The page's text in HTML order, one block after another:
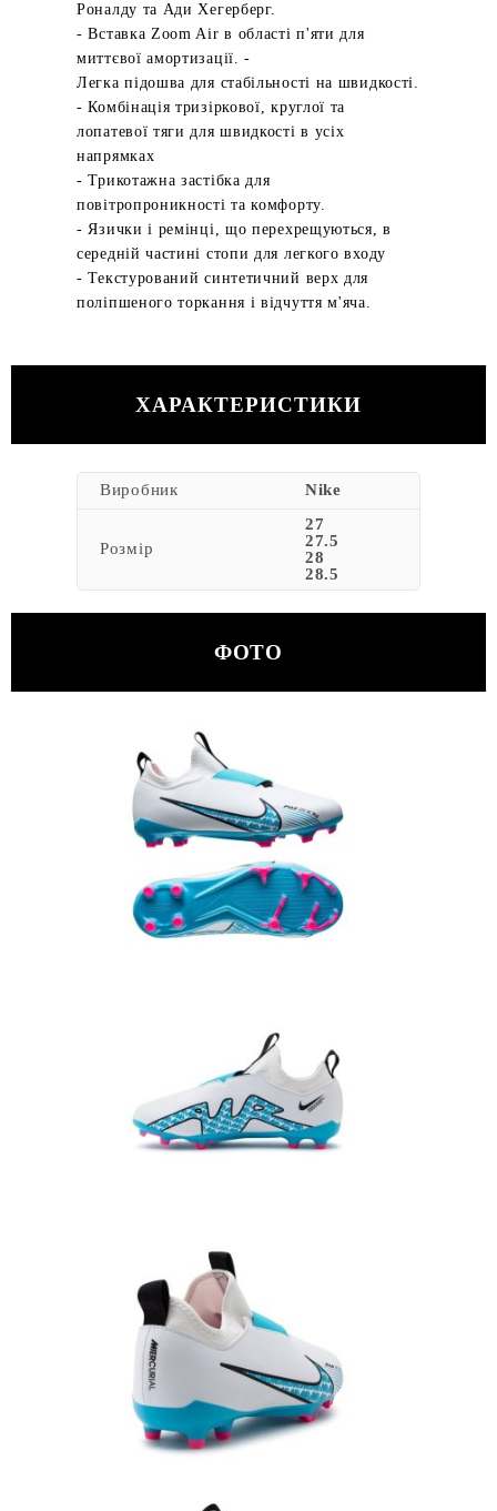
Роналду та Ади Хегерберг.
- Вставка Zoom Air в області п'яти для
миттєвої амортизації. -
Легка підошва для стабільності на швидкості.
- Комбінація тризіркової, круглої та
лопатевої тяги для швидкості в усіх
напрямках
- Трикотажна застібка для
повітропроникності та комфорту.
- Язички і ремінці, що перехрещуються, в
середній частині стопи для легкого входу
- Текстурований синтетичний верх для
поліпшеного торкання і відчуття м'яча.
ХАРАКТЕРИСТИКИ
Виробник Nike
Розмір
27
27.5
28
28.5
ФОТО